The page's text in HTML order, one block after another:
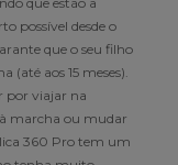
possível desde o
que o seu filho
aos 15 meses).
por viajar na
marcha ou mudar
360 Pro tem um